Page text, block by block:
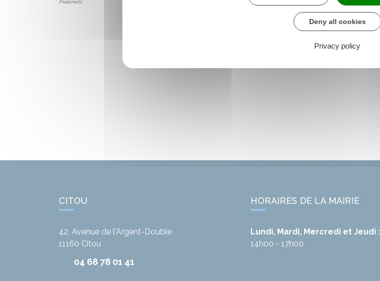
CITOU
42, Avenue de l'Argent-Double
11160 Citou
04 68 78 01 41
HORAIRES DE LA MAIRIE
Lundi, Mardi, Mercredi et Jeudi :
14h00 - 17h00
Deny all cookies
Privacy policy